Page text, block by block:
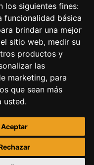
los siguientes fines:
funcionalidad básica
brindar una mejor
sitio web, medir su
productos y
las
marketing, para
que sean más
usted.
Aceptar